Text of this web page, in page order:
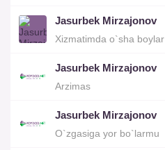
Jasurbek Mirzajonov
Xizmatimda o`sha boylar
Jasurbek Mirzajonov
Arzimas
Jasurbek Mirzajonov
O`zgasiga yor bo`larmu